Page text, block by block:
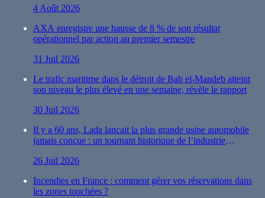
4 Août 2026
AXA enregistre une hausse de 8 % de son résultat
opérationnel par action au premier semestre
31 Juil 2026
Le trafic maritime dans le détroit de Bab el-Mandeb atteint
son niveau le plus élevé en une semaine, révèle le rapport
30 Juil 2026
Il y a 60 ans, Lada lançait la plus grande usine automobile
jamais conçue : un tournant historique de l’industrie
26 Juil 2026
Incendies en France : comment gérer vos réservations dans
les zones touchées ?